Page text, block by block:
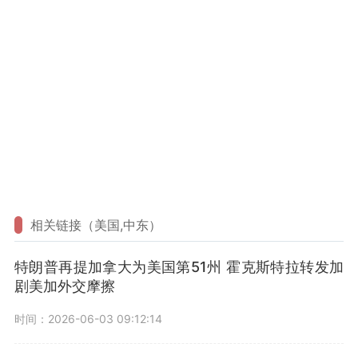
相关链接（美国,中东）
特朗普再提加拿大为美国第51州 霍克斯特拉转发加
剧美加外交摩擦
时间：2026-06-03 09:12:14